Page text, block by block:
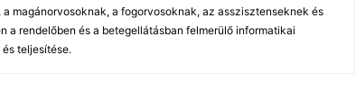
magánorvosoknak, a fogorvosoknak, az asszisztenseknek és
a rendelőben és a betegellátásban felmerülő informatikai
teljesítése.